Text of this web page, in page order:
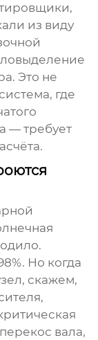
из виду
Это не
где
— требует
Но когда
скажем,
вала,